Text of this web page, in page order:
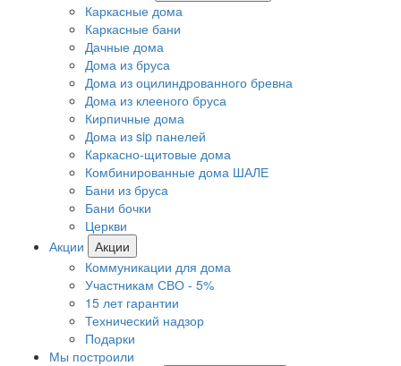
Каркасные дома
Каркасные бани
Дачные дома
Дома из бруса
Дома из оцилиндрованного бревна
Дома из клееного бруса
Кирпичные дома
Дома из sip панелей
Каркасно-щитовые дома
Комбинированные дома ШАЛЕ
Бани из бруса
Бани бочки
Церкви
Акции
Акции
Коммуникации для дома
Участникам СВО - 5%
15 лет гарантии
Технический надзор
Подарки
Мы построили